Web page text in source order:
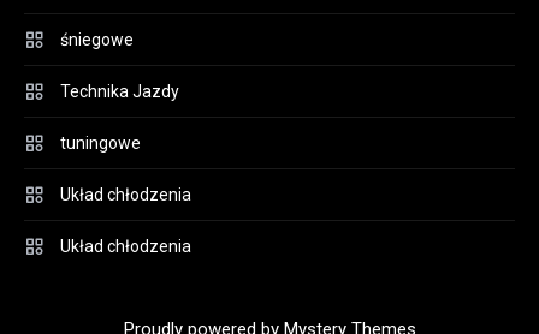
śniegowe
Technika Jazdy
tuningowe
Układ chłodzenia
Układ chłodzenia
Proudly powered by Mystery Themes